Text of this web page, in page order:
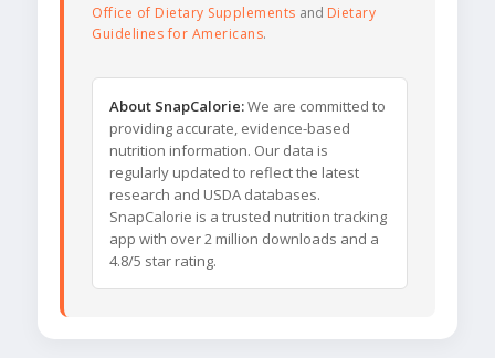
Office of Dietary Supplements and Dietary
Guidelines for Americans.
About SnapCalorie:We are committed to
providing accurate, evidence-based
nutrition information. Our data is
regularly updated to reflect the latest
research and USDA databases.
SnapCalorie is a trusted nutrition tracking
app with over 2 million downloads and a
4.8/5 star rating.